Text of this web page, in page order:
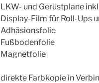
LKW- und Gerüstplane
Display-Film für Roll-Ups
Adhäsionsfolie
Fußbodenfolie
Magnetfolie
direkte Farbkopie in